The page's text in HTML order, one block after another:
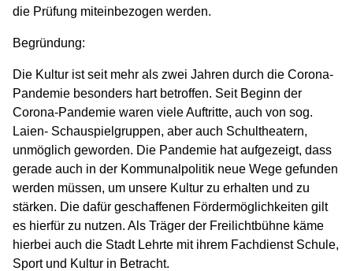
die Prüfung miteinbezogen werden.
Begründung:
Die Kultur ist seit mehr als zwei Jahren durch die Corona-
Pandemie besonders hart betroffen. Seit Beginn der
Corona-Pandemie waren viele Auftritte, auch von sog.
Laien- Schauspielgruppen, aber auch Schultheatern,
unmöglich geworden. Die Pandemie hat aufgezeigt, dass
gerade auch in der Kommunalpolitik neue Wege gefunden
werden müssen, um unsere Kultur zu erhalten und zu
stärken. Die dafür geschaffenen Fördermöglichkeiten gilt
es hierfür zu nutzen. Als Träger der Freilichtbühne käme
hierbei auch die Stadt Lehrte mit ihrem Fachdienst Schule,
Sport und Kultur in Betracht.